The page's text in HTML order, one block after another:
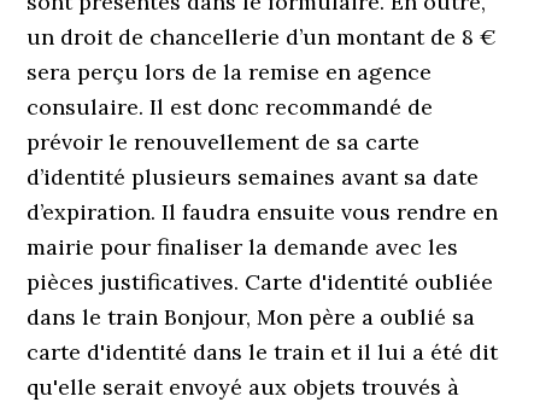
un droit de chancellerie d’un montant de 8 €
sera perçu lors de la remise en agence
consulaire. Il est donc recommandé de
prévoir le renouvellement de sa carte
d’identité plusieurs semaines avant sa date
d’expiration. Il faudra ensuite vous rendre en
mairie pour finaliser la demande avec les
pièces justificatives. Carte d'identité oubliée
dans le train Bonjour, Mon père a oublié sa
carte d'identité dans le train et il lui a été dit
qu'elle serait envoyé aux objets trouvés à